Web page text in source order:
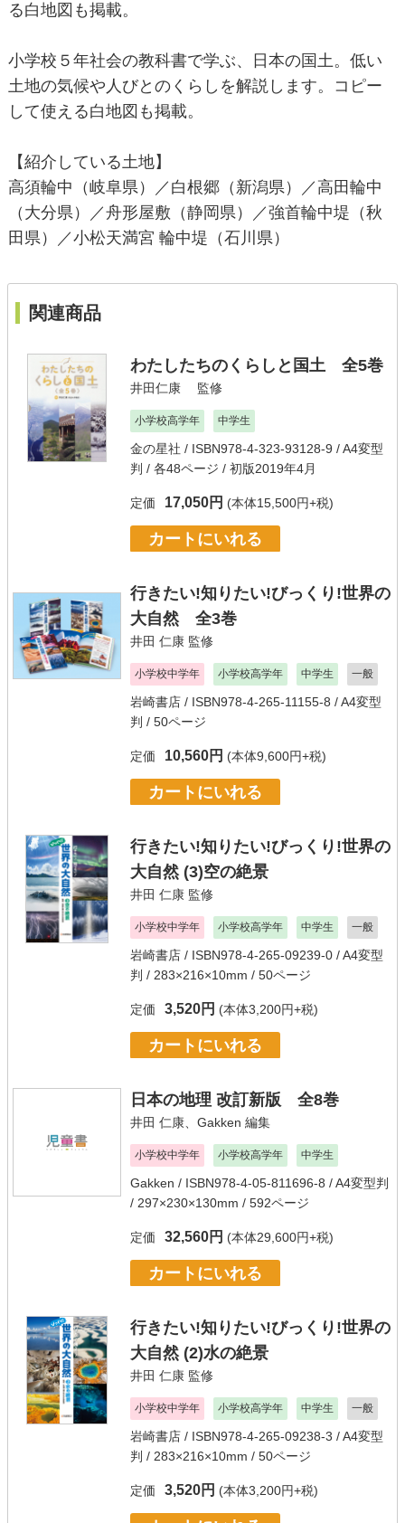
る白地図も掲載。
小学校５年社会の教科書で学ぶ、日本の国土。低い
土地の気候や人びとのくらしを解説します。コピー
して使える白地図も掲載。
【紹介している土地】
高須輪中（岐阜県）／白根郷（新潟県）／高田輪中
（大分県）／舟形屋敷（静岡県）／強首輪中堤（秋
田県）／小松天満宮 輪中堤（石川県）
関連商品
わたしたちのくらしと国土 全5巻
井田仁康 監修
小学校高学年 中学生
金の星社 / ISBN978-4-323-93128-9 / A4変型
判 / 各48ページ / 初版2019年4月
定価 17,050円 (本体15,500円+税)
カートにいれる
行きたい!知りたい!びっくり!世界の
大自然 全3巻
井田 仁康 監修
小学校中学年 小学校高学年 中学生 一般
岩崎書店 / ISBN978-4-265-11155-8 / A4変型
判 / 50ページ
定価 10,560円 (本体9,600円+税)
カートにいれる
行きたい!知りたい!びっくり!世界の
大自然 (3)空の絶景
井田 仁康 監修
小学校中学年 小学校高学年 中学生 一般
岩崎書店 / ISBN978-4-265-09239-0 / A4変型
判 / 283×216×10mm / 50ページ
定価 3,520円 (本体3,200円+税)
カートにいれる
日本の地理 改訂新版 全8巻
井田 仁康 Gakken 編集
小学校中学年 小学校高学年 中学生
Gakken / ISBN978-4-05-811696-8 / A4変型判
/ 297×230×130mm / 592ページ
定価 32,560円 (本体29,600円+税)
カートにいれる
行きたい!知りたい!びっくり!世界の
大自然 (2)水の絶景
井田 仁康 監修
小学校中学年 小学校高学年 中学生 一般
岩崎書店 / ISBN978-4-265-09238-3 / A4変型
判 / 283×216×10mm / 50ページ
定価 3,520円 (本体3,200円+税)